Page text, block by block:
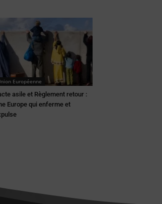
Européenne
asile et Règlement retour :
Europe qui enferme et